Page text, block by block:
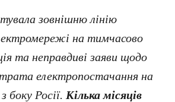
зовнішню лінію
на тимчасово
та неправдиві заяви щодо
електропостачання на
боку Росії. Кілька місяців